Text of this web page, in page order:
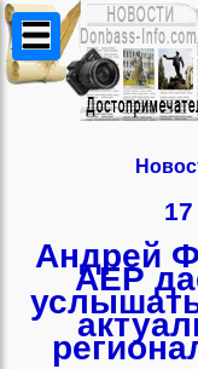
Андрей
АЕР